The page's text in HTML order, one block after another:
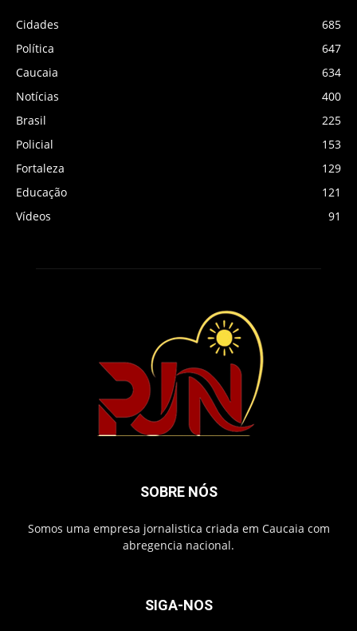
Cidades
685
Política
647
Caucaia
634
Notícias
400
Brasil
225
Policial
153
Fortaleza
129
Educação
121
Vídeos
91
SOBRE NÓS
Somos uma empresa jornalistica criada em Caucaia com
abregencia nacional.
SIGA-NOS